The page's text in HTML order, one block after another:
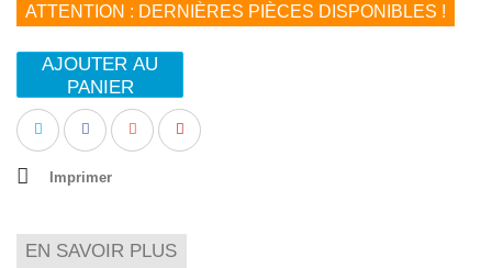
ATTENTION : DERNIÈRES PIÈCES DISPONIBLES !
AJOUTER AU
PANIER
Imprimer
EN SAVOIR PLUS